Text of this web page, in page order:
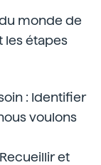
monde de
les étapes
: Identifier
voulons
et